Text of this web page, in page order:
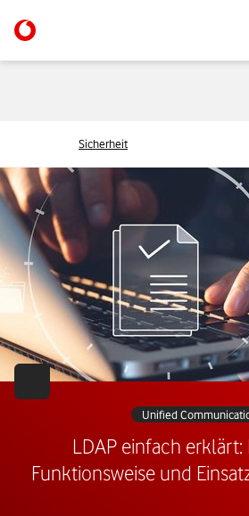
Sicherheit
Unified
LDAP einfach erklärt:
Funktionsweise und